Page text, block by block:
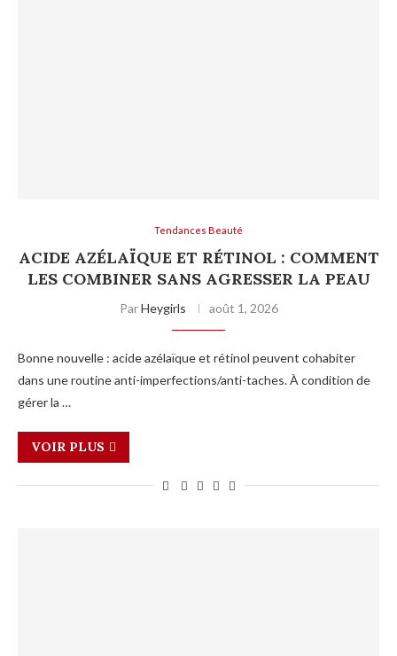
Tendances Beauté
ACIDE AZÉLAÏQUE ET RÉTINOL : COMMENT
LES COMBINER SANS AGRESSER LA PEAU
ParHeygirls août 1, 2026
Bonne nouvelle : acide azélaïque et rétinol peuvent cohabiter
dans une routine anti-imperfections/anti-taches. À condition de
gérer la …
VOIR PLUS